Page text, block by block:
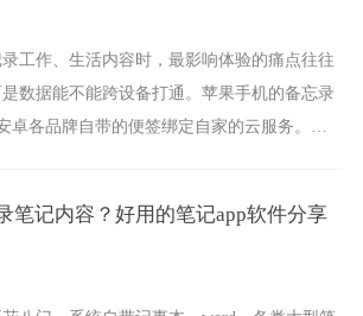
工作、生活内容时，最影响体验的痛点往往
数据能不能跨设备打通。苹果手机的备忘录
卓各品牌自带的便签绑定自家的云服务。而
笔记内容？好用的笔记app软件分享